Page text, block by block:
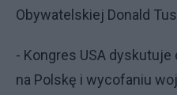
Obywatelskiej Donald
- Kongres USA
na Polskę i wycofaniu